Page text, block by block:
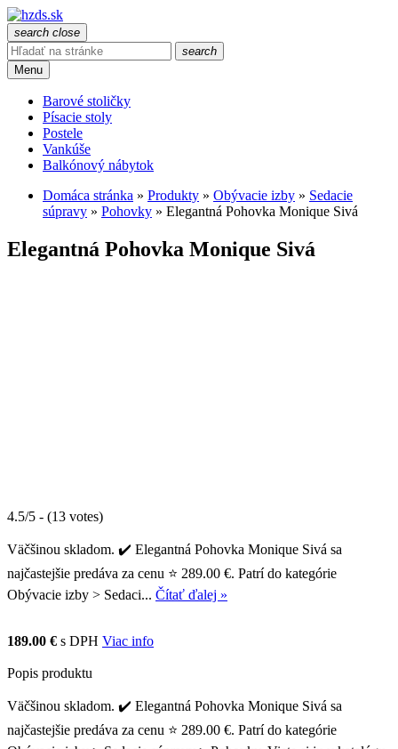
search close
search
Menu
Barové stoličky
Písacie stoly
Postele
Vankúše
Balkónový nábytok
Domáca stránka » Produkty » Obývacie izby » Sedacie
súpravy » Pohovky » Elegantná Pohovka Monique Sivá
Elegantná Pohovka Monique Sivá
4.5/5 - (13 votes)
Väčšinou skladom. ✔️ Elegantná Pohovka Monique Sivá sa
najčastejšie predáva za cenu ⭐ 289.00 €. Patrí do kategórie
Obývacie izby > Sedaci... Čítať ďalej »
189.00 € s DPH Viac info
Popis produktu
Väčšinou skladom. ✔️ Elegantná Pohovka Monique Sivá sa
najčastejšie predáva za cenu ⭐ 289.00 €. Patrí do kategórie